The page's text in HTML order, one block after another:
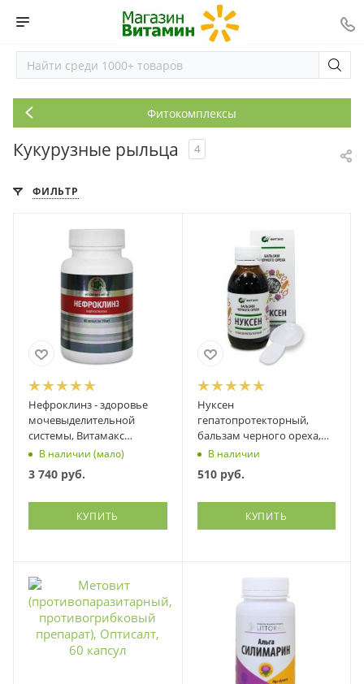
Фитокомплексы
Кукурузные рыльца 4
ФИЛЬТР
Нефроклинз - здоровье
мочевыделительной
системы, Витамакс
(Vitamax), 60 капсул
В наличии (мало)
3 740 руб.
КУПИТЬ
Нуксен
гепатопротекторный,
бальзам черного ореха,
шиповник, расторопша,
куркума..., Фитэко, 100 мл
В наличии
510руб.
КУПИТЬ